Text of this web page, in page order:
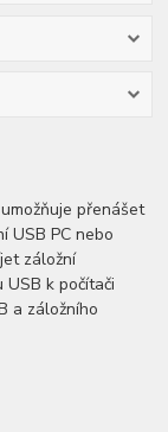
přenášet
USB PC nebo
záložní
k počítači
a záložního